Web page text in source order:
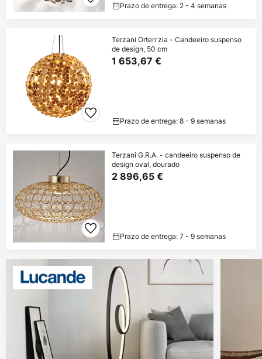
Prazo de entrega: 2 - 4 semanas
Terzani Orten'zia - Candeeiro suspenso
de design, 50 cm
1 653,67 €
Prazo de entrega: 8 - 9 semanas
Terzani G.R.A. - candeeiro suspenso de
design oval, dourado
2 896,65 €
Prazo de entrega: 7 - 9 semanas